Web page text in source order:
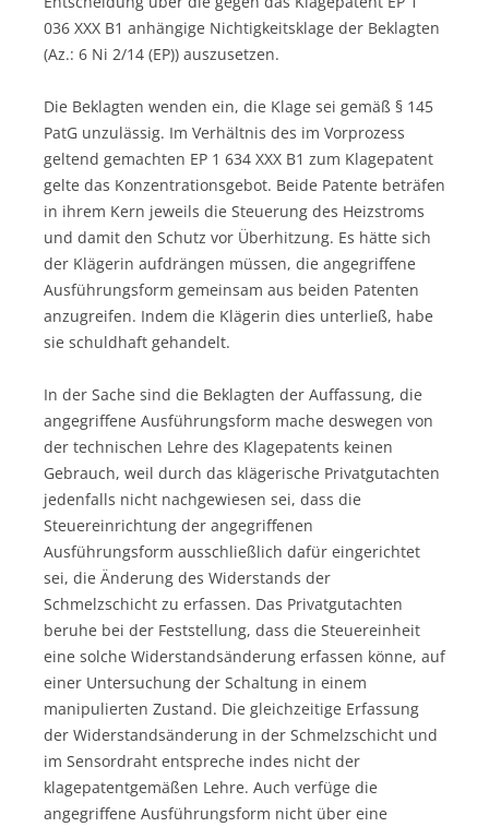
036 XXX B1 anhängige Nichtigkeitsklage der Beklagten
(Az.: 6 Ni 2/14 (EP)) auszusetzen.
Die Beklagten wenden ein, die Klage sei gemäß § 145
PatG unzulässig. Im Verhältnis des im Vorprozess
geltend gemachten EP 1 634 XXX B1 zum Klagepatent
gelte das Konzentrationsgebot. Beide Patente beträfen
in ihrem Kern jeweils die Steuerung des Heizstroms
und damit den Schutz vor Überhitzung. Es hätte sich
der Klägerin aufdrängen müssen, die angegriffene
Ausführungsform gemeinsam aus beiden Patenten
anzugreifen. Indem die Klägerin dies unterließ, habe
sie schuldhaft gehandelt.
In der Sache sind die Beklagten der Auffassung, die
angegriffene Ausführungsform mache deswegen von
der technischen Lehre des Klagepatents keinen
Gebrauch, weil durch das klägerische Privatgutachten
jedenfalls nicht nachgewiesen sei, dass die
Steuereinrichtung der angegriffenen
Ausführungsform ausschließlich dafür eingerichtet
sei, die Änderung des Widerstands der
Schmelzschicht zu erfassen. Das Privatgutachten
beruhe bei der Feststellung, dass die Steuereinheit
eine solche Widerstandsänderung erfassen könne, auf
einer Untersuchung der Schaltung in einem
manipulierten Zustand. Die gleichzeitige Erfassung
der Widerstandsänderung in der Schmelzschicht und
im Sensordraht entspreche indes nicht der
klagepatentgemäßen Lehre. Auch verfüge die
angegriffene Ausführungsform nicht über eine